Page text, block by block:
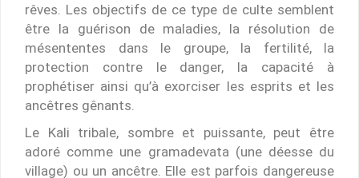
rêves. Les objectifs de ce type de culte semblent
être la guérison de maladies, la résolution de
mésententes dans le groupe, la fertilité, la
protection contre le danger, la capacité à
prophétiser ainsi qu’à exorciser les esprits et les
ancêtres gênants.
Le Kali tribale, sombre et puissante, peut être
adoré comme une gramadevata (une déesse du
village) ou un ancêtre. Elle est parfois dangereuse